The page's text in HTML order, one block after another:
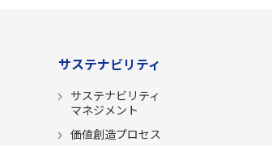
サステナビリティ
サステナビリティ
マネジメント
価値創造プロセス